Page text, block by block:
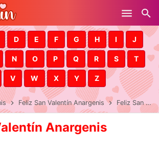
Skip to main content
D E F G H I J
N O P Q R S T
V W X Y Z
Feliz San Valentín Anargenis Feliz San Valentín Anargenis
Anargenis